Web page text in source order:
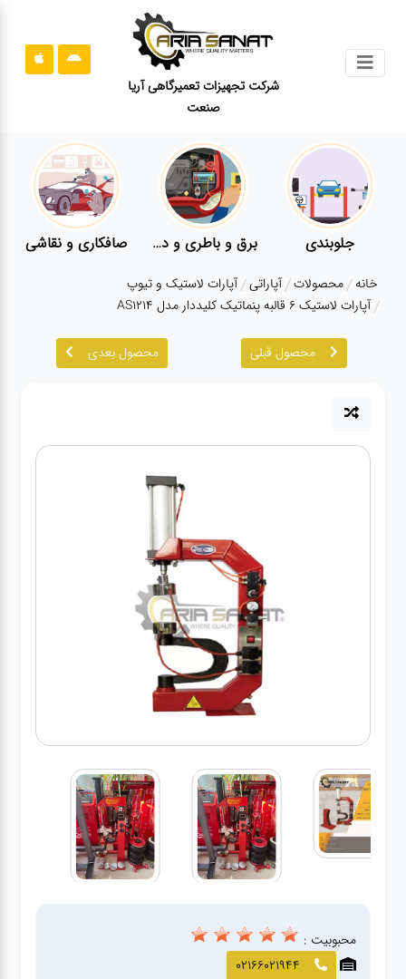
شرکت تجهیزات تعمیرگاهی آریا
صنعت
قوانین
سایت
ارتباط
درباره
ما
آپاراتی
دیاگ
صافکاری
و نقاشی
لوازم
صافکاری و نقاشی کارواش لوازم یدکی
خانه محصولات آپاراتی آپارات لاستیک و تیوپ
آپارات لاستیک 6 قالبه پنماتیک کلیددار مدل AS1214
محصول قبلی محصول بعدی
محبوبیت :
02166021944